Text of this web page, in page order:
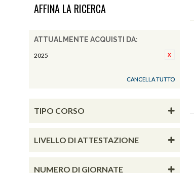
AFFINA LA RICERCA
ATTUALMENTE ACQUISTI DA:
2025
CANCELLA TUTTO
TIPO CORSO
LIVELLO DI ATTESTAZIONE
NUMERO DI GIORNATE